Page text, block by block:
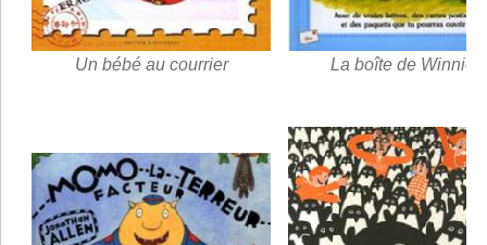
Un bébé au courrier La boîte de Winnie